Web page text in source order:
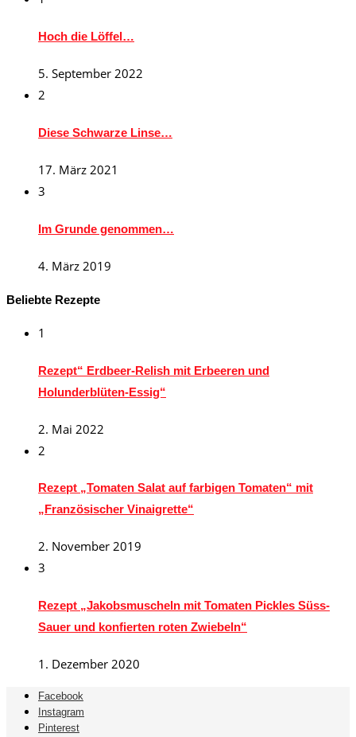
Hoch die Löffel…
5. September 2022
2
Diese Schwarze Linse…
17. März 2021
3
Im Grunde genommen…
4. März 2019
Beliebte Rezepte
1
Rezept“ Erdbeer-Relish mit Erbeeren und
Holunderblüten-Essig“
2. Mai 2022
2
Rezept „Tomaten Salat auf farbigen Tomaten“ mit
„Französischer Vinaigrette“
2. November 2019
3
Rezept „Jakobsmuscheln mit Tomaten Pickles Süss-
Sauer und konfierten roten Zwiebeln“
1. Dezember 2020
Facebook
Instagram
Pinterest